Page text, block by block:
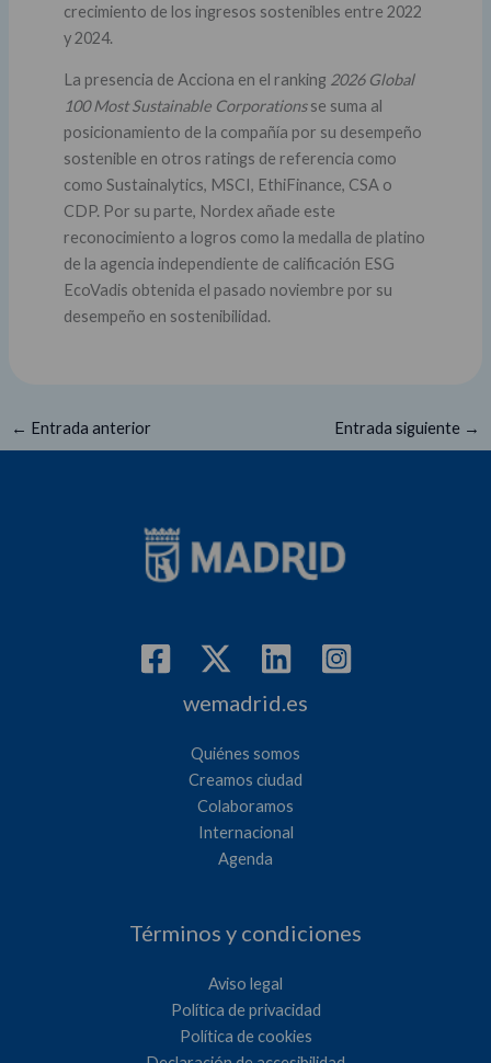
crecimiento de los ingresos sostenibles entre 2022
y 2024.
La presencia de Acciona en el ranking 2026 Global
100 Most Sustainable Corporationsse suma al
posicionamiento de la compañía por su desempeño
sostenible en otros ratings de referencia como
como Sustainalytics, MSCI, EthiFinance, CSA o
CDP. Por su parte, Nordex añade este
reconocimiento a logros como la medalla de platino
de la agencia independiente de calificación ESG
EcoVadis obtenida el pasado noviembre por su
desempeño en sostenibilidad.
← Entrada anterior Entrada siguiente →
wemadrid.es
Quiénes somos
Creamos ciudad
Colaboramos
Internacional
Agenda
Términos y condiciones
Aviso legal
Política de privacidad
Política de cookies